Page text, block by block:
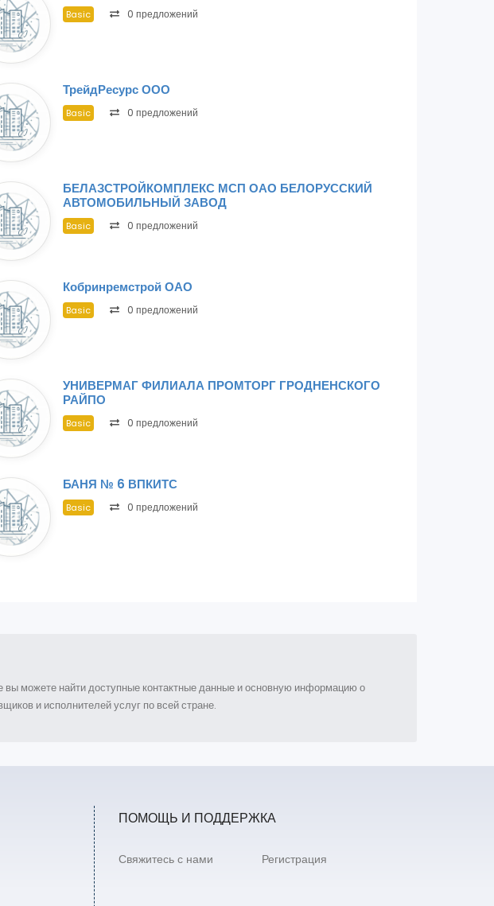
Basic 0 предложений
ТрейдРесурс ООО
Basic 0 предложений
БЕЛАЗСТРОЙКОМПЛЕКС МСП ОАО БЕЛОРУССКИЙ
АВТОМОБИЛЬНЫЙ ЗАВОД
Basic 0 предложений
Кобринремстрой ОАО
Basic 0 предложений
УНИВЕРМАГ ФИЛИАЛА ПРОМТОРГ ГРОДНЕНСКОГО
РАЙПО
Basic 0 предложений
БАНЯ № 6 ВПКИТС
Basic 0 предложений
вы можете найти доступные контактные данные и основную информацию о
и исполнителей услуг по всей стране.
ПОМОЩЬ И ПОДДЕРЖКА
Свяжитесь с нами Регистрация